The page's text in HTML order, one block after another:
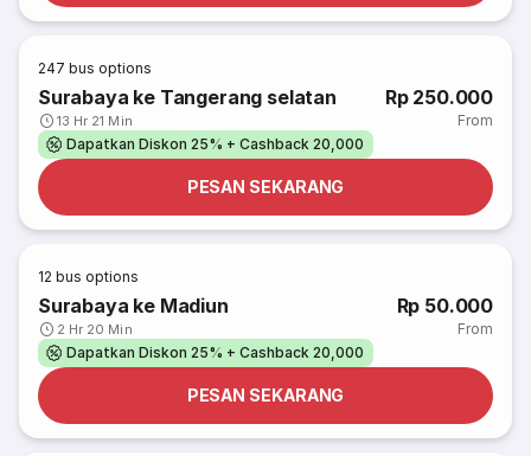
247 bus options
Surabaya ke Tangerang selatan
13 Hr 21 Min
Rp 250.000
From
Dapatkan Diskon 25% + Cashback 20,000
PESAN SEKARANG
12 bus options
Surabaya ke Madiun
2 Hr 20 Min
Rp 50.000
From
Dapatkan Diskon 25% + Cashback 20,000
PESAN SEKARANG